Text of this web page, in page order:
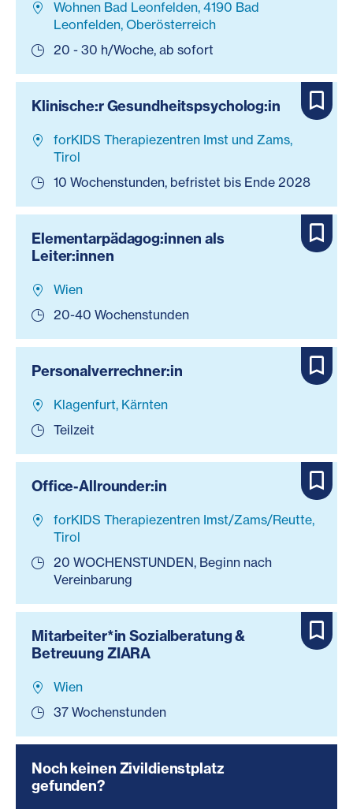
Wohnen Bad Leonfelden, 4190 Bad
Leonfelden, Oberösterreich
20 - 30 h/Woche, ab sofort
Klinische:r Gesundheitspsycholog:in
forKIDS Therapiezentren Imst und Zams,
Tirol
10 Wochenstunden, befristet bis Ende 2028
Elementarpädagog:innen als
Leiter:innen
Wien
20-40 Wochenstunden
Personalverrechner:in
Klagenfurt, Kärnten
Teilzeit
Office-Allrounder:in
forKIDS Therapiezentren Imst/Zams/Reutte,
Tirol
20 WOCHENSTUNDEN, Beginn nach
Vereinbarung
Mitarbeiter*in Sozialberatung &
Betreuung ZIARA
Wien
37 Wochenstunden
Noch keinen Zivildienstplatz
gefunden?